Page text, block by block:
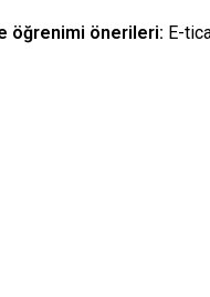
öğrenimi önerileri: E-